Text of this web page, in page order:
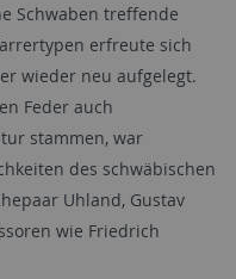
Schwaben treffende
erfreute sich
wieder neu aufgelegt.
Feder auch
stammen, war
des schwäbischen
Uhland, Gustav
wie Friedrich